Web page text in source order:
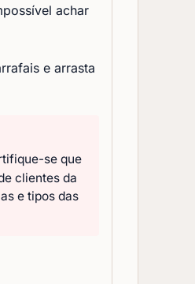
achar
e arrasta
se que
clientes da
e tipos das